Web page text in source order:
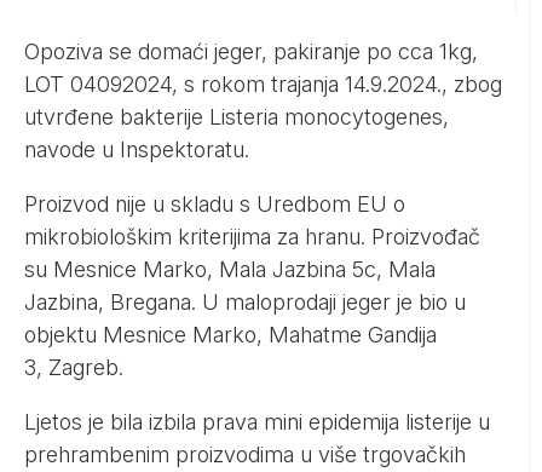
Opoziva se domaći jeger, pakiranje po cca 1kg,
LOT 04092024, s rokom trajanja 14.9.2024., zbog
utvrđene bakterije Listeria monocytogenes,
navode u Inspektoratu.
Proizvod nije u skladu s Uredbom EU o
mikrobiološkim kriterijima za hranu. Proizvođač
su Mesnice Marko, Mala Jazbina 5c, Mala
Jazbina, Bregana. U maloprodaji jeger je bio u
objektu Mesnice Marko, Mahatme Gandija
3, Zagreb.
Ljetos je bila izbila prava mini epidemija listerije u
prehrambenim proizvodima u više trgovačkih